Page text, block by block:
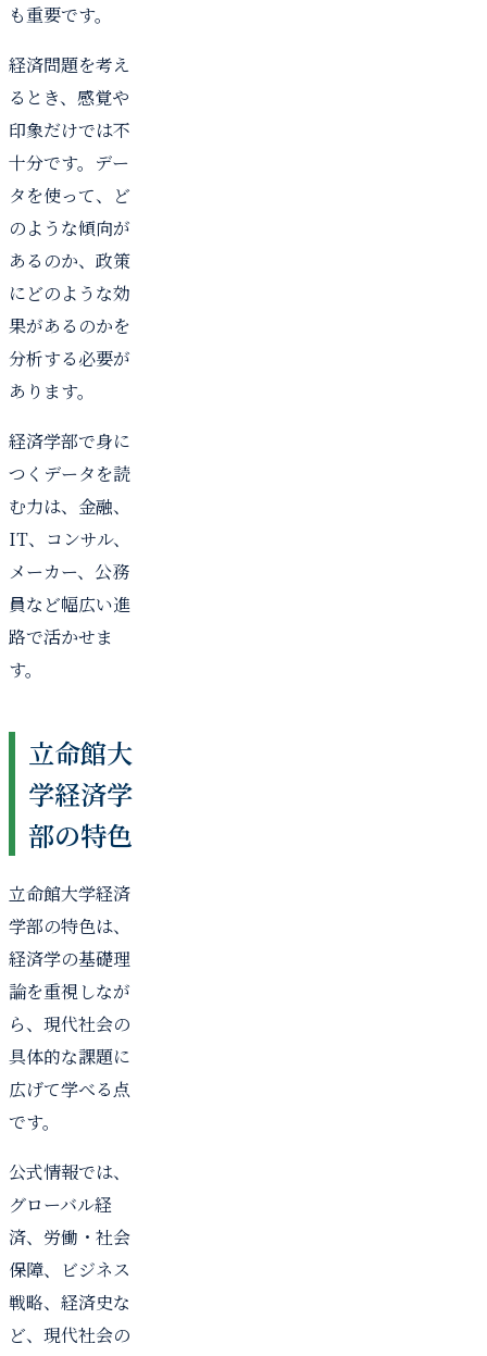
も重要です。
経済問題を考え
るとき、感覚や
印象だけでは不
十分です。デー
タを使って、ど
のような傾向が
あるのか、政策
にどのような効
果があるのかを
分析する必要が
あります。
経済学部で身に
つくデータを読
む力は、金融、
IT、コンサル、
メーカー、公務
員など幅広い進
路で活かせま
す。
立命館大
学経済学
部の特色
立命館大学経済
学部の特色は、
経済学の基礎理
論を重視しなが
ら、現代社会の
具体的な課題に
広げて学べる点
です。
公式情報では、
グローバル経
済、労働・社会
保障、ビジネス
戦略、経済史な
ど、現代社会の